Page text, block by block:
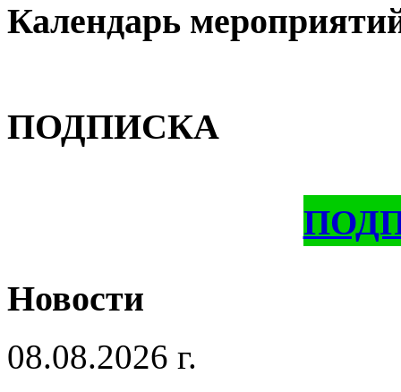
Календарь
ПОДПИСКА
Новости
08.08.2026 г.